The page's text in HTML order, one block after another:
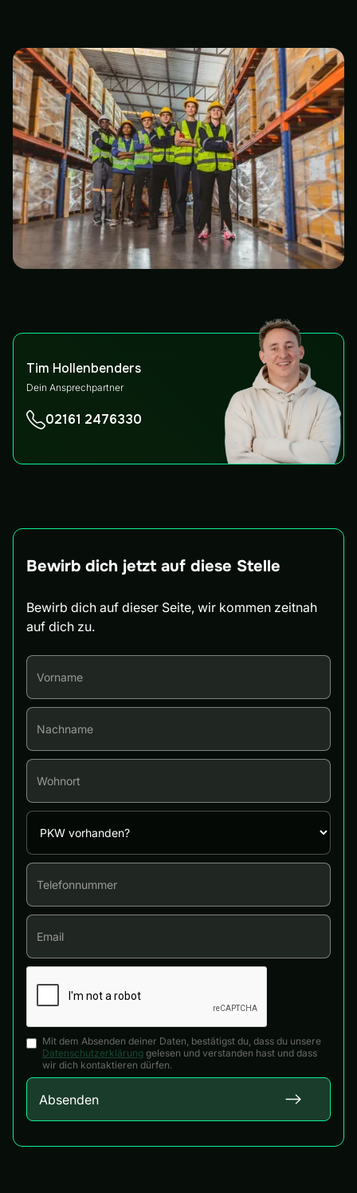
Tim Hollenbenders
Dein Ansprechpartner
02161 2476330
Bewirb dich jetzt auf diese Stelle
Bewirb dich auf dieser Seite, wir kommen zeitnah
auf dich zu.
Mit dem Absenden deiner Daten, bestätigst du, dass du unsere
Datenschutzerklärung gelesen und verstanden hast und dass
wir dich kontaktieren dürfen.